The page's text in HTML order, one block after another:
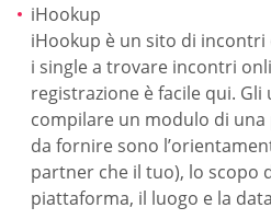
iHookup
iHookup è un sito di
i single a trovare incontri
registrazione è facile qui.
compilare un modulo di una
da fornire sono
partner che il tuo), lo scopo
piattaforma, il luogo e la